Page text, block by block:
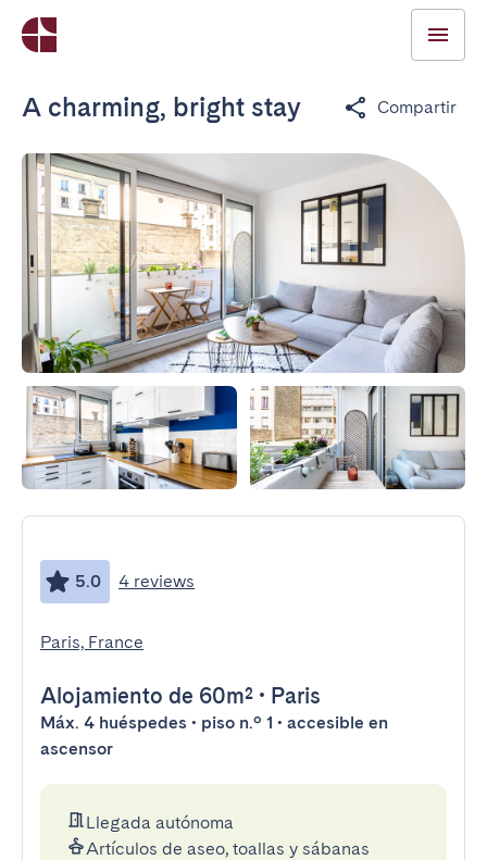
A charming, bright stay Compartir
5.0 4 reviews
Paris, France
Alojamiento de 60m² • Paris
Máx. 4 huéspedes • piso n.º 1 • accesible en
ascensor
Llegada autónoma
Artículos de aseo, toallas y sábanas